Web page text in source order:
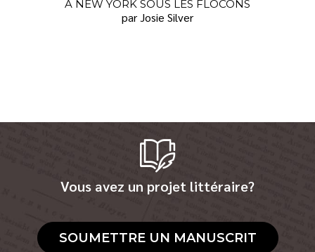
À NEW YORK SOUS LES FLOCONS
par Josie Silver
Vous avez un projet littéraire?
SOUMETTRE UN MANUSCRIT